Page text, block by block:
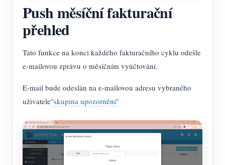
Push měsíční fakturační
přehled
Tato funkce na konci každého fakturačního cyklu odešle
e-mailovou zprávu o měsíčním vyúčtování.
E-mail bude odeslán na e-mailovou adresu vybraného
uživatele"skupina upozornění"